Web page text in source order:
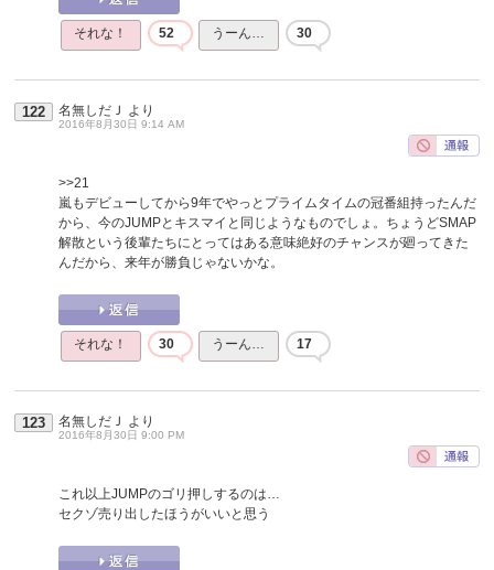
それな！ 52 うーん… 30
122 名無しだＪ より
2016年8月30日 9:14 AM
>>21
嵐もデビューしてから9年でやっとプライムタイムの冠番組持ったんだ
から、今のJUMPとキスマイと同じようなものでしょ。ちょうどSMAP
解散という後輩たちにとってはある意味絶好のチャンスが廻ってきた
んだから、来年が勝負じゃないかな。
それな！ 30 うーん… 17
123 名無しだＪ より
2016年8月30日 9:00 PM
これ以上JUMPのゴリ押しするのは…
セクゾ売り出したほうがいいと思う